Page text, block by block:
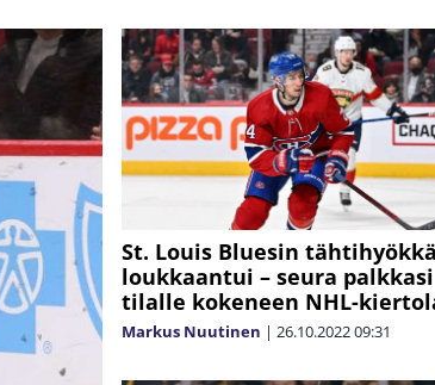
St. Louis Bluesin
loukkaantui – seura palkkasi
tilalle kokeneen NHL-
Markus Nuutinen | 26.10.202209:31